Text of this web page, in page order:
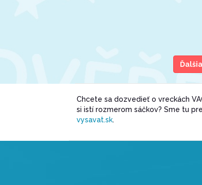
Chcete sa dozvedieť o vreckách
si istí rozmerom sáčkov? Sme tu
vysavat.sk.